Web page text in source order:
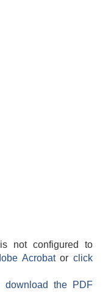
not configured to
Acrobatorclick
the PDF